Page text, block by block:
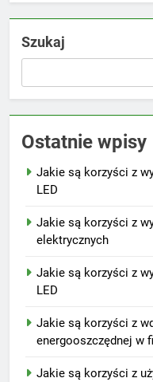
Szukaj
Ostatnie wpisy
Jakie są korzyści z
LED
Jakie są korzyści z
elektrycznych
Jakie są korzyści z
LED
Jakie są korzyści z
energooszczędnej w
Jakie są korzyści z